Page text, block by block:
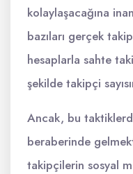
kolaylaşacağına
bazıları gerçek
hesaplarla sahte
şekilde takipçi
Ancak, bu
beraberinde
takipçilerin sosyal